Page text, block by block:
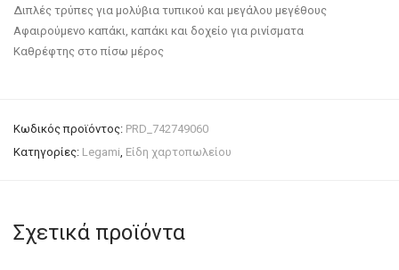
Διπλές τρύπες για μολύβια τυπικού και μεγάλου μεγέθους
Αφαιρούμενο καπάκι, καπάκι και δοχείο για ρινίσματα
Καθρέφτης στο πίσω μέρος
Κωδικός προϊόντος: PRD_742749060
Κατηγορίες: Legami, Είδη χαρτοπωλείου
Σχετικά προϊόντα